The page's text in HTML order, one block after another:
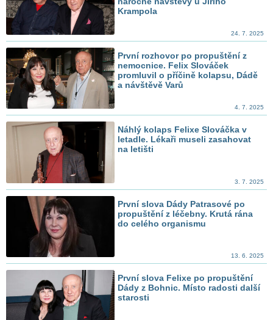
Krampola
24. 7. 2025
První rozhovor po propuštění z
nemocnice. Felix Slováček
promluvil o příčině kolapsu, Dádě
a návštěvě Varů
4. 7. 2025
Náhlý kolaps Felixe Slováčka v
letadle. Lékaři museli zasahovat
na letišti
3. 7. 2025
První slova Dády Patrasové po
propuštění z léčebny. Krutá rána
do celého organismu
13. 6. 2025
První slova Felixe po propuštění
Dády z Bohnic. Místo radosti další
starosti